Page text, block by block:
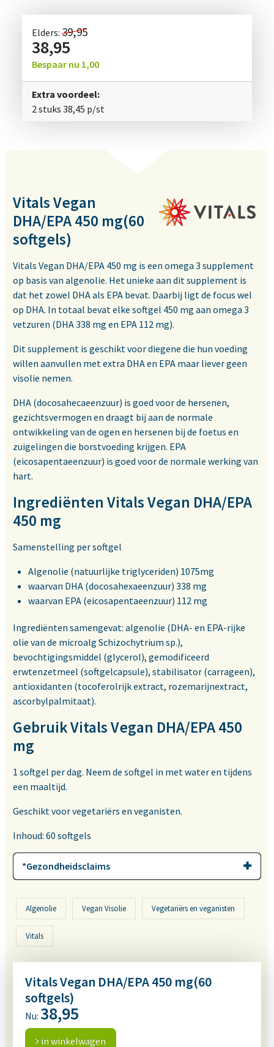
Elders:39,95
38,95
Bespaar nu 1,00
Extra voordeel:
2 stuks 38,45 p/st
Vitals Vegan
DHA/EPA 450 mg(60
softgels)
Vitals Vegan DHA/EPA 450 mg is een omega 3 supplement
op basis van algenolie. Het unieke aan dit supplement is
dat het zowel DHA als EPA bevat. Daarbij ligt de focus wel
op DHA. In totaal bevat elke softgel 450 mg aan omega 3
vetzuren (DHA 338 mg en EPA 112 mg).
Dit supplement is geschikt voor diegene die hun voeding
willen aanvullen met extra DHA en EPA maar liever geen
visolie nemen.
DHA (docosahecaeenzuur) is goed voor de hersenen,
gezichtsvermogen en draagt bij aan de normale
ontwikkeling van de ogen en hersenen bij de foetus en
zuigelingen die borstvoeding krijgen. EPA
(eicosapentaeenzuur) is goed voor de normale werking van
hart.
Ingrediënten Vitals Vegan DHA/EPA
450 mg
Samenstelling per softgel
Algenolie (natuurlijke triglyceriden) 1075mg
waarvan DHA (docosahexaeenzuur) 338 mg
waarvan EPA (eicosapentaeenzuur) 112 mg
Ingrediënten samengevat: algenolie (DHA- en EPA-rijke
olie van de microalg Schizochytrium sp.),
bevochtigingsmiddel (glycerol), gemodificeerd
erwtenzetmeel (softgelcapsule), stabilisator (carrageen),
antioxidanten (tocoferolrijk extract, rozemarijnextract,
ascorbylpalmitaat).
Gebruik Vitals Vegan DHA/EPA 450
mg
1 softgel per dag. Neem de softgel in met water en tijdens
een maaltijd.
Geschikt voor vegetariërs en veganisten.
Inhoud: 60 softgels
*Gezondheidsclaims
Algenolie Vegan Visolie Vegetariërs en veganisten
Vitals
Vitals Vegan DHA/EPA 450 mg(60
softgels)
Nu: 38,95
in winkelwagen